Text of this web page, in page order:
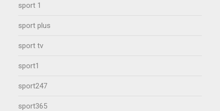
sport 1
sport plus
sport tv
sport1
sport247
sport365